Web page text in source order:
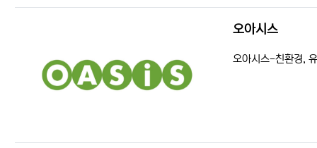
오아시스
등록일
조회
오아시스-친환경,